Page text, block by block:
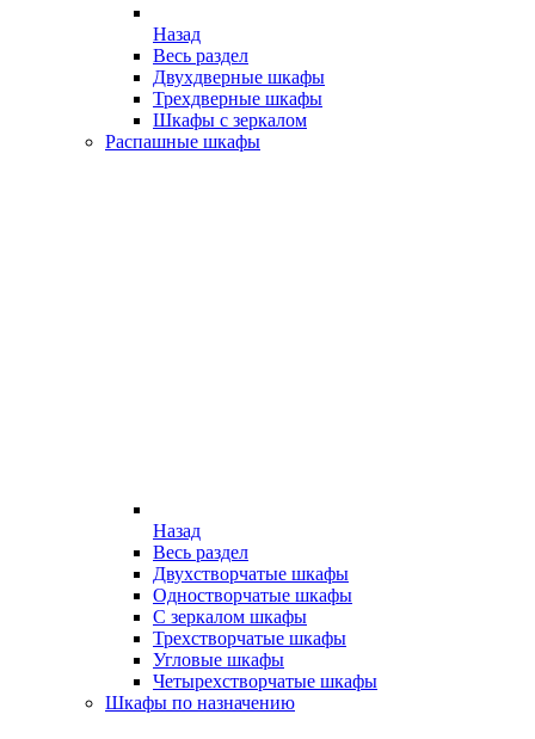
Назад
Весь раздел
Двухдверные шкафы
Трехдверные шкафы
Шкафы с зеркалом
Распашные шкафы
Назад
Весь раздел
Двухстворчатые шкафы
Одностворчатые шкафы
С зеркалом шкафы
Трехстворчатые шкафы
Угловые шкафы
Четырехстворчатые шкафы
Шкафы по назначению